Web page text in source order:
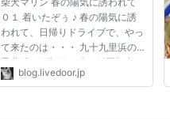
０１ 着いたぞぅ ♪ 春の陽気に誘
われて、日帰りドライブで、やっ
て来たのは・・・ 九十九里浜の
最北端、刑部岬に建つ飯岡灯台。
３年振りにやって来ました。 １
blog.livedoor.jp